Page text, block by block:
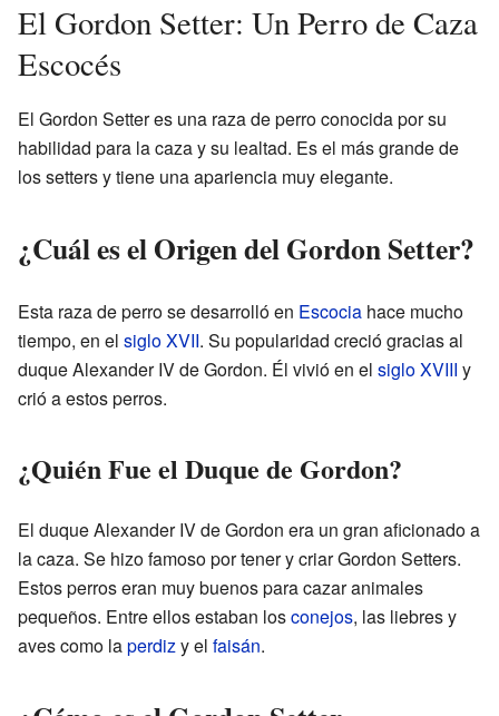
El Gordon Setter: Un Perro de Caza
Escocés
El Gordon Setter es una raza de perro conocida por su
habilidad para la caza y su lealtad. Es el más grande de
los setters y tiene una apariencia muy elegante.
¿Cuál es el Origen del Gordon Setter?
Esta raza de perro se desarrolló en Escocia hace mucho
tiempo, en el siglo XVII. Su popularidad creció gracias al
duque Alexander IV de Gordon. Él vivió en el siglo XVIII y
crió a estos perros.
¿Quién Fue el Duque de Gordon?
El duque Alexander IV de Gordon era un gran aficionado a
la caza. Se hizo famoso por tener y criar Gordon Setters.
Estos perros eran muy buenos para cazar animales
pequeños. Entre ellos estaban losconejos, las liebres y
aves como laperdizy el faisán.